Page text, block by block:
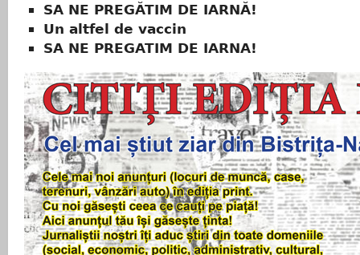
SA NE PREGĂTIM DE IARNĂ!
Un altfel de vaccin
SA NE PREGATIM DE IARNA!